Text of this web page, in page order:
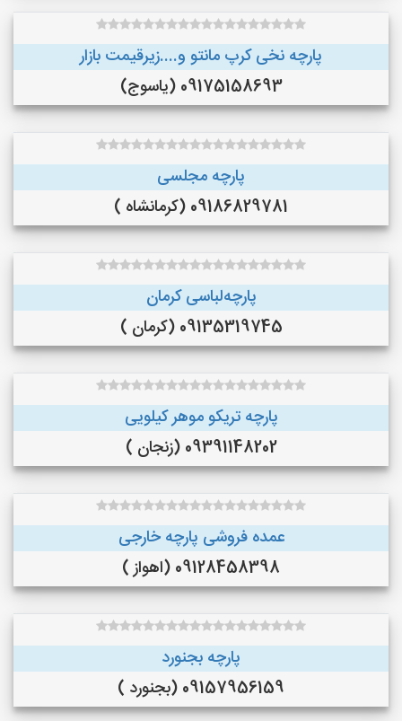
پارچه نخی کرپ مانتو و....زیرقیمت بازار
09175158693 (یاسوج)
پارچه مجلسی
09186829781 (کرمانشاه )
پارچه‌لباسی کرمان
09135319745 (کرمان )
پارچه تریکو موهر کیلویی
09391148202 (زنجان )
عمده فروشی پارچه خارجی
09128458398 (اهواز )
پارچه بجنورد
09157956159 (بجنورد )